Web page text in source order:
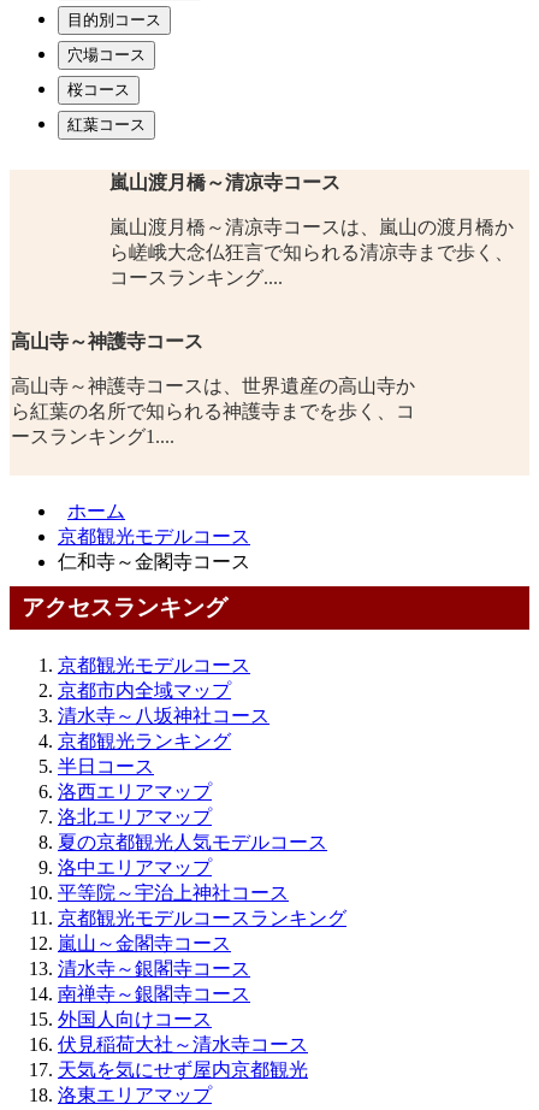
目的別コース
穴場コース
桜コース
紅葉コース
嵐山渡月橋～清凉寺コース
嵐山渡月橋～清凉寺コースは、嵐山の渡月橋か
ら嵯峨大念仏狂言で知られる清凉寺まで歩く、
コースランキング....
高山寺～神護寺コース
高山寺～神護寺コースは、世界遺産の高山寺か
ら紅葉の名所で知られる神護寺までを歩く、コ
ースランキング1....
ホーム
京都観光モデルコース
仁和寺～金閣寺コース
アクセスランキング
京都観光モデルコース
京都市内全域マップ
清水寺～八坂神社コース
京都観光ランキング
半日コース
洛西エリアマップ
洛北エリアマップ
夏の京都観光人気モデルコース
洛中エリアマップ
平等院～宇治上神社コース
京都観光モデルコースランキング
嵐山～金閣寺コース
清水寺～銀閣寺コース
南禅寺～銀閣寺コース
外国人向けコース
伏見稲荷大社～清水寺コース
天気を気にせず屋内京都観光
洛東エリアマップ